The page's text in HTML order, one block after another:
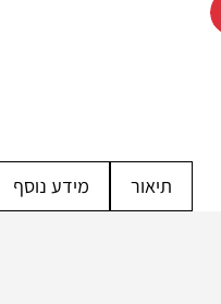
תיאור מידע נוסף